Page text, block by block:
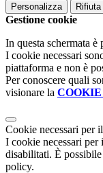
Personalizza
Gestione cookie
In questa schermata
I cookie necessari
piattaforma e non è
Per conoscere quali
visionare la
Cookie necessari per
I cookie necessari per
disabilitati. È
policy.